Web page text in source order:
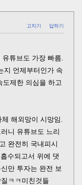
고치기 답하기
튜브도 가장 빠름.
지 언제부터인가 속
도제한 의심을 하고
해외망이 시망임.
니 유튜브도 느리
완전히 국내피시
수되고서 위에 댓
만 투자는 완전 보
ㅋㅋ미친것들